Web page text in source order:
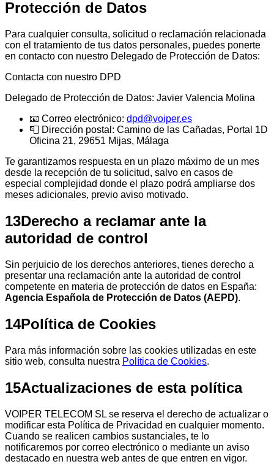
Protección de Datos
Para cualquier consulta, solicitud o reclamación relacionada
con el tratamiento de tus datos personales, puedes ponerte
en contacto con nuestro Delegado de Protección de Datos:
Contacta con nuestro DPD
Delegado de Protección de Datos: Javier Valencia Molina
📧 Correo electrónico: dpd@voiper.es
📮 Dirección postal : Camino de las Cañadas, Portal 1D
Oficina 21, 29651 Mijas, Málaga
Te garantizamos respuesta en un plazo máximo de un mes
desde la recepción de tu solicitud, salvo en casos de
especial complejidad donde el plazo podrá ampliarse dos
meses adicionales, previo aviso motivado.
13Derecho a reclamar ante la
autoridad de control
Sin perjuicio de los derechos anteriores, tienes derecho a
presentar una reclamación ante la autoridad de control
competente en materia de protección de datos en España:
Agencia Española de Protección de Datos (AEPD).
14Política de Cookies
Para más información sobre las cookies utilizadas en este
sitio web, consulta nuestra Política de Cookies.
15Actualizaciones de esta política
VOIPER TELECOM SL se reserva el derecho de actualizar o
modificar esta Política de Privacidad en cualquier momento.
Cuando se realicen cambios sustanciales, te lo
notificaremos por correo electrónico o mediante un aviso
destacado en nuestra web antes de que entren en vigor.